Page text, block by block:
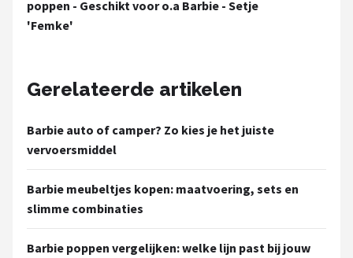
poppen - Geschikt voor o.a Barbie - Setje
'Femke'
Gerelateerde artikelen
Barbie auto of camper? Zo kies je het juiste
vervoersmiddel
Barbie meubeltjes kopen: maatvoering, sets en
slimme combinaties
Barbie poppen vergelijken: welke lijn past bij jouw